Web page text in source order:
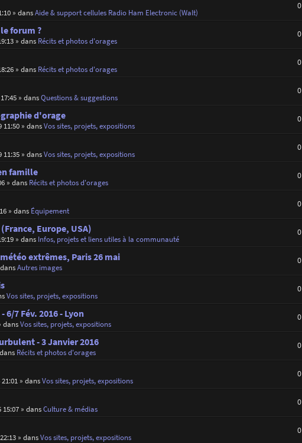
» dansAide & support cellules Radio Ham Electronic (Walt)
0
forum ?
» dans Récits et photos d'orages
0
» dans Récits et photos d'orages
0
» dansQuestions & suggestions
0
d'orage
11:50» dansVos sites, projets, expositions
0
11:35» dansVos sites, projets, expositions
0
famille
» dans Récits et photos d'orages
0
» dans Équipement
0
Europe, USA)
» dans Infos, projets et liens utiles à la communauté
0
extrêmes, Paris 26 mai
Autres images
0
Vos sites, projets, expositions
0
6/7 Fév. 2016 - Lyon
dansVos sites, projets, expositions
0
- 3 Janvier 2016
Récits et photos d'orages
0
» dansVos sites, projets, expositions
0
15:07» dansCulture & médias
0
» dansVos sites, projets, expositions
0